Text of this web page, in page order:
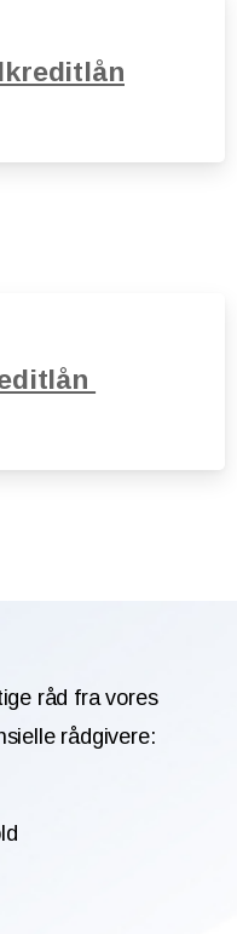
råd fra vores
rådgivere: